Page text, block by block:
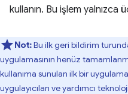
kullanın. Bu işlem yalnızca
Not:Bu ilk geri bildirim
uygulamasının henüz
kullanıma sunulan ilk bir
uygulayıcıları ve yardımcı